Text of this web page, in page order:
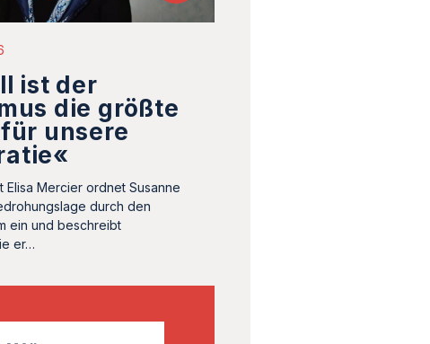
ist der
die größte
unsere
Elisa Mercier ordnet Susanne
durch den
ein und beschreibt
er…